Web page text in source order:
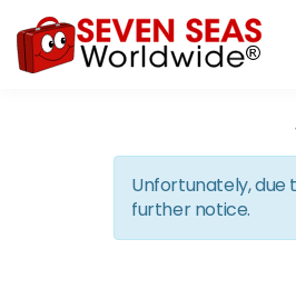
Unfortunately, due
further notice.